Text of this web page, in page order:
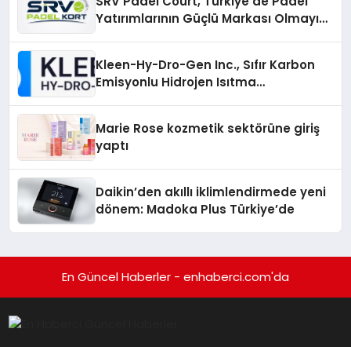
Yatırımlarının Güçlü Markası Olmayı
Kleen-Hy-Dro-Gen Inc., Sıfır Karbon
Emisyonlu Hidrojen Isıtma
Marie Rose kozmetik sektörüne giriş
yaptı
Daikin’den akıllı iklimlendirmede yeni
dönem: Madoka Plus Türkiye’de
En Güncel Haberler - enhaberci.com'da